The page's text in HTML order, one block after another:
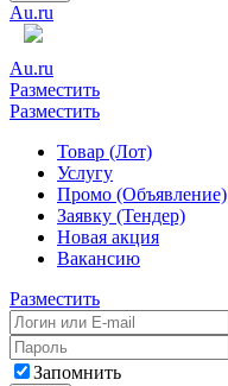
Au.ru
Au.ru
Разместить
Разместить
Товар (Лот)
Услугу
Промо (Объявление)
Заявку (Тендер)
Новая акция
Вакансию
Разместить
Запомнить